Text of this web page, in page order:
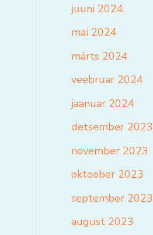
juuni 2024
mai 2024
märts 2024
veebruar 2024
jaanuar 2024
detsember 2023
november 2023
oktoober 2023
september 2023
august 2023